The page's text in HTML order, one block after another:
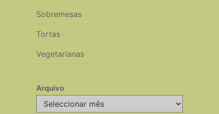
Sobremesas
Tortas
Vegetarianas
Arquivo
Arquivo